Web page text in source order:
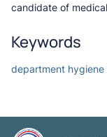
candidate of
Keywords
department